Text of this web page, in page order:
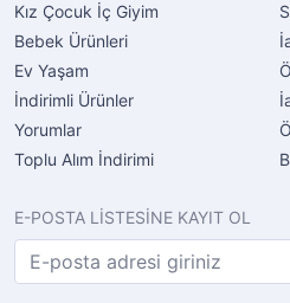
Kız Çocuk İç Giyim
Bebek Ürünleri
Ev Yaşam
İndirimli Ürünler
Yorumlar
Toplu Alım İndirimi
E-POSTA LİSTESİNE KAYIT OL